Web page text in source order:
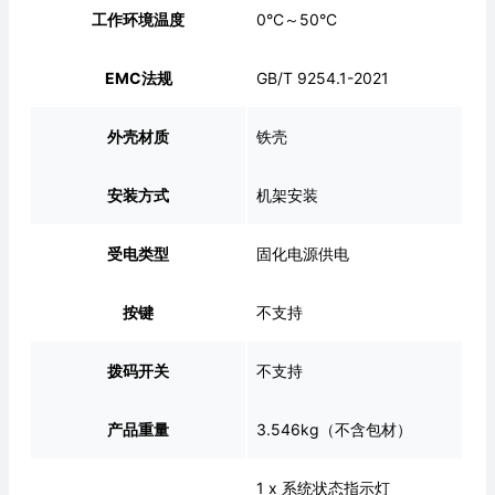
工作环境温度 0°C～50°C
EMC法规 GB/T 9254.1-2021
外壳材质 铁壳
安装方式 机架安装
受电类型 固化电源供电
按键 不支持
拨码开关 不支持
产品重量 3.546kg（不含包材）
1 x 系统状态指示灯